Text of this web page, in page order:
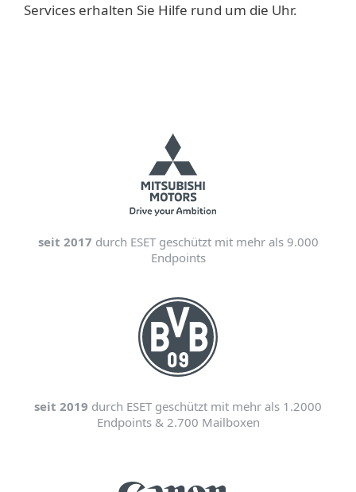
Services erhalten Sie Hilfe rund um die Uhr.
seit 2017 durch ESET geschützt mit mehr als 9.000
Endpoints
seit 2019 durch ESET geschützt mit mehr als 1.2000
Endpoints & 2.700 Mailboxen